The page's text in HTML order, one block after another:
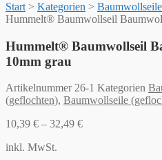
Start > Kategorien >
Hummelt® Baumwollseil
Hummelt® Baumwollseil
10mm grau
Artikelnummer26-1 Kategorien
(geflochten), Baumwollseile
10,39 € – 32,49 €
inkl. MwSt.